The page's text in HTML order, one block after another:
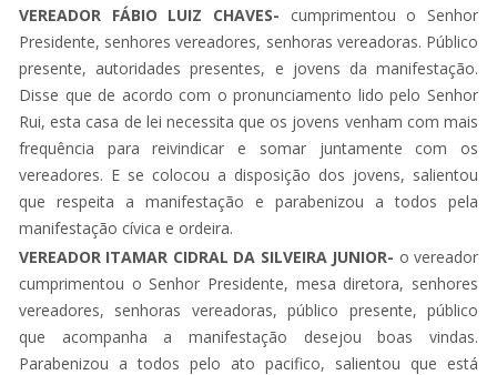
VEREADOR FÁBIO LUIZ CHAVES- cumprimentou o Senhor
Presidente, senhores vereadores, senhoras vereadoras. Público
presente, autoridades presentes, e jovens da manifestação.
Disse que de acordo com o pronunciamento lido pelo Senhor
Rui, esta casa de lei necessita que os jovens venham com mais
frequência para reivindicar e somar juntamente com os
vereadores. E se colocou a disposição dos jovens, salientou
que respeita a manifestação e parabenizou a todos pela
manifestação cívica e ordeira.
VEREADOR ITAMAR CIDRAL DA SILVEIRA JUNIOR- o vereador
cumprimentou o Senhor Presidente, mesa diretora, senhores
vereadores, senhoras vereadoras, público presente, público
que acompanha a manifestação desejou boas vindas.
Parabenizou a todos pelo ato pacifico, salientou que está